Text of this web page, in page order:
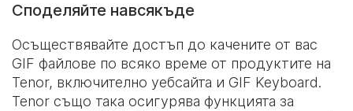
Споделяйте навсякъде
Осъществявайте достъп до качените от вас
GIF файлове по всяко време от продуктите на
Tenor, включително уебсайта и GIF Keyboard.
Tenor също така осигурява функцията за